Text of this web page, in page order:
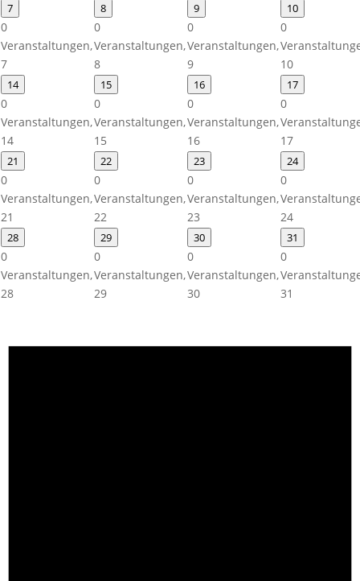
7
0
Veranstaltungen,
7
8
0
Veranstaltungen,
8
9
0
Veranstaltungen,
9
10
0
10
14
0
Veranstaltungen,
14
15
0
Veranstaltungen,
15
16
0
Veranstaltungen,
16
17
0
17
21
0
Veranstaltungen,
21
22
0
Veranstaltungen,
22
23
0
Veranstaltungen,
23
24
0
24
28
0
Veranstaltungen,
28
29
0
Veranstaltungen,
29
30
0
Veranstaltungen,
30
31
0
31